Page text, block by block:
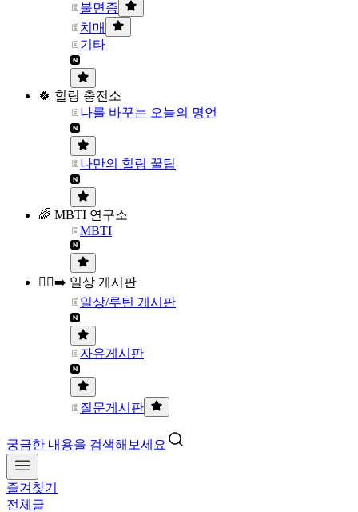
불면증
치매
기타
🍀 힐링 충전소
나를 바꾸는 오늘의 명언
나만의 힐링 꿀팁
🌈 MBTI 연구소
MBTI
🏃‍♀️‍➡️ 일상 게시판
일상/루틴 게시판
자유게시판
질문게시판
궁금한 내용을 검색해보세요
즐겨찾기
전체글